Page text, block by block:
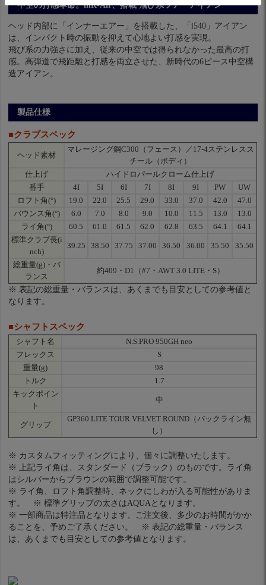
中空の打感革命。inR-Air、搭載 飛び系ツアーアイアン
ヘッド内部に「インナーエアー」を搭載した、「i540」アイアン
は、インパクト時の振動を抑えて心地よい打感を実現。
飛び系の力強さに加え、従来の中空では得られなかった最高の打
感。高弾道で飛距離と打感を両立させた、新時代の6ピース中空構
造アイアン。
製品仕様
■クラブスペック
ヘッド素材
マレージング鋼C300（フェース）／17-4ステンレスス
チール（ボディ）
仕上げ
ハイドロパールクローム仕上げ
番手
4I 5I 6I 7I 8I 9I PW
UW
ロフト角(°)
19.0 22.0 25.5 29.0 33.0 37.0 42.0
47.0
バウンス角(°)
6.0 7.0 8.0 9.0 10.0 11.5 13.0
13.0
ライ角(°)
60.5 61.0 61.5 62.0 62.8 63.5 64.1
64.1
標準クラブ長(i
nch)
39.25 38.50 37.75 37.00 36.50 36.00 35.50 35.50
総重量(g)・バ
ランス
約409・D1（#7・AWT 3.0 LITE・S）
※ 表記の総重量・バランスは、あくまでも目安としての参考値と
なります。
■シャフトスペック
シャフト名
N.S.PRO 950GH neo
フレックス
S
重量(g)
98
トルク
1.7
キックポイン
ト
中
グリップ
GP360 LITE TOUR VELVET ROUND（バックライン無
し）
※ カスタムフィッティングにより、個々に調整いたします。
※ 上記ライ角は、スタンダード（ブラック）のものです。ライ角
はシルバーからブラウンの範囲で調整可能です。
※ ライ角、ロフト角調整時、ネックにしわが入る可能性がありま
す。 ※ 標準グリップの太さはAQUAとなります。
※ 一部商品は特注品となります。ご注文後、多少のお時間がかか
ることを、予めご了承ください。 ※ 表記の総重量・バランス
は、あくまでも目安としての参考値となります。